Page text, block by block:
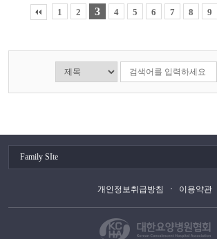
1 2 3 4 5 6 7 8 9
Family SIte
개인정보취급방침 이용약관